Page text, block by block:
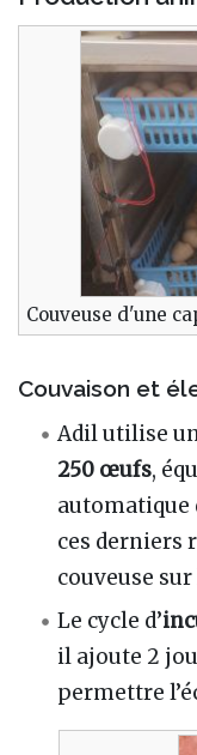
Couveuse d'une
Couvaison et
Adil utilise
250 œufs,
automatique
ces derniers
couveuse
Le cycle d’
il ajoute 2
permettre